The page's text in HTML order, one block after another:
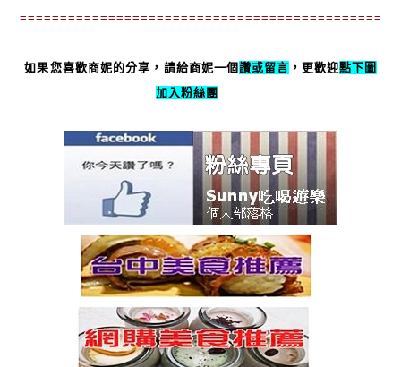
如果您喜歡商妮的分享，請給商妮一個讚或留言 ，更歡迎點下圖
加入粉絲團